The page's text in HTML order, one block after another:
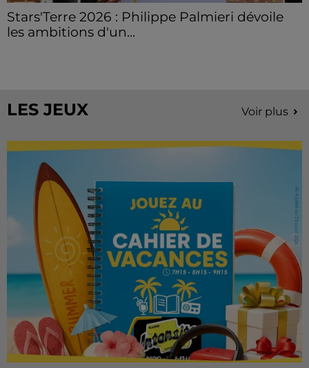
Stars'Terre 2026 : Philippe Palmieri dévoile
les ambitions d'un...
LES JEUX Voir plus